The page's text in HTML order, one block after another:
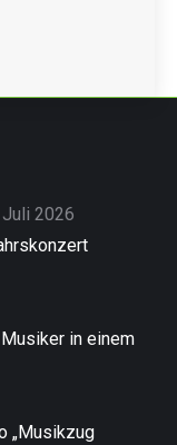
Juli 2026
in einem
„Musikzug